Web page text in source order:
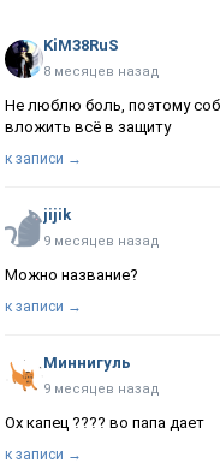
KiM38RuS
8 месяцев назад
Не люблю боль, поэтому
вложить всё в защиту
к записи →
jijik
9 месяцев назад
Можно название?
к записи →
Миннигуль
9 месяцев назад
Ох капец ???? во папа дает
к записи →